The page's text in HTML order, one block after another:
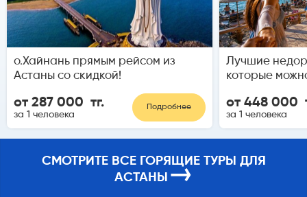
о.Хайнань прямым рейсом из
Астаны со скидкой!
от 287 000 тг.
за 1 человека
Подробнее
Лучшие
которые
от 448 000
за 1 человека
СМОТРИТЕ ВСЕ ГОРЯЩИЕ ТУРЫ ДЛЯ
АСТАНЫ →